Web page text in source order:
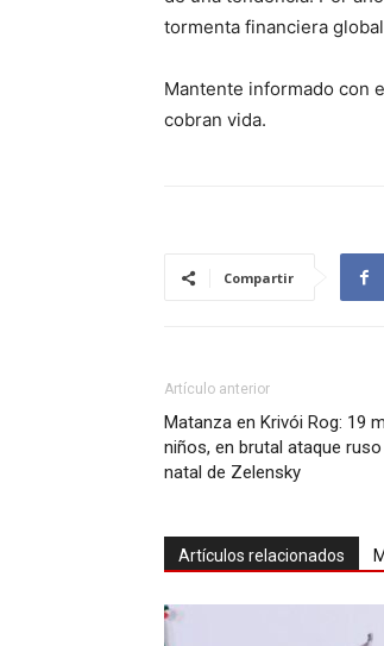
tormenta financiera
Mantente informado con
cobran vida.
Compartir
Artículo anterior
Matanza en Krivói Rog: 19
niños, en brutal ataque
natal de Zelensky
Artículos relacionados